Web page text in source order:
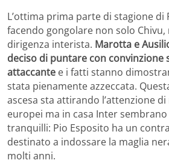
L’ottima prima parte di stagione di
facendo gongolare non solo
dirigenza interista. Marotta e
deciso di puntare con convinzione
attaccante e i fatti stanno
stata pienamente azzeccata.
ascesa sta attirando l’attenzione
europei ma in casa Inter
tranquilli: Pio Esposito ha un
destinato a indossare la maglia
molti anni.